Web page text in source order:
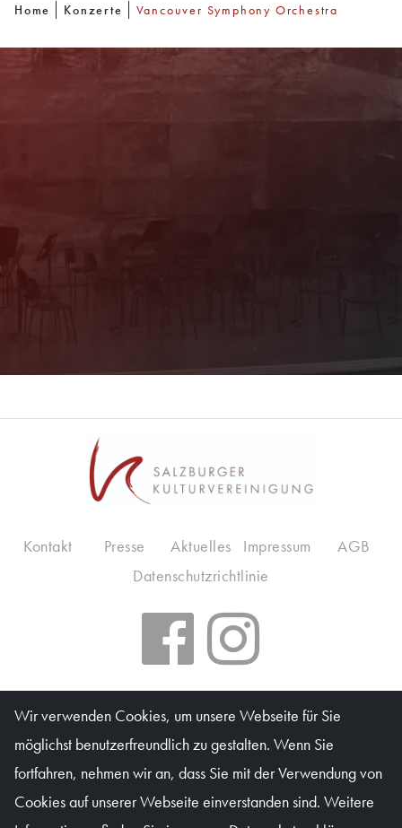
Home Konzerte Vancouver Symphony Orchestra
Salzburger Kulturvereinigung
Kartenbüro: Mo & Do 10–16 Uhr, Di, Mi, Fr 10–13 Uhr
Waagplatz 1a (Trakl-Haus), 5020 Salzburg
Kontakt Presse Aktuelles Impressum
AGB
Datenschutzrichtlinie
Wir verwenden Cookies, um unsere Webseite für Sie
möglichst benutzerfreundlich zu gestalten. Wenn Sie
fortfahren, nehmen wir an, dass Sie mit der Verwendung von
Cookies auf unserer Webseite einverstanden sind. Weitere